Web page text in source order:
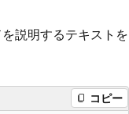
説明するテキストを
コピー